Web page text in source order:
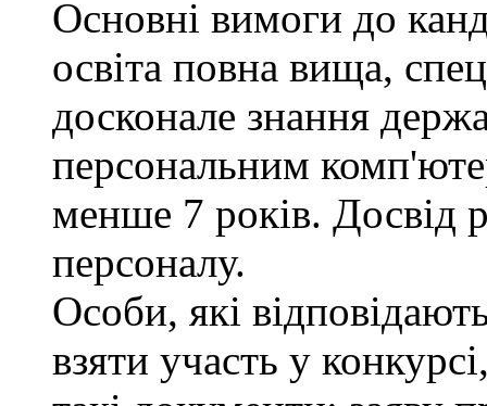
Основні вимоги до
освіта повна вища,
досконале знання
персональним
менше 7 років. Досвід
персоналу.
Особи, які
взяти участь у